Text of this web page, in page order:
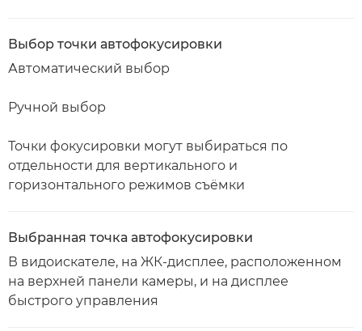
Выбор точки автофокусировки
Автоматический выбор
Ручной выбор
Точки фокусировки могут выбираться по
отдельности для вертикального и
горизонтального режимов съёмки
Выбранная точка автофокусировки
В видоискателе, на ЖК-дисплее, расположенном
на верхней панели камеры, и на дисплее
быстрого управления